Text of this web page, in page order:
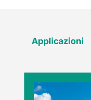
Applicazioni